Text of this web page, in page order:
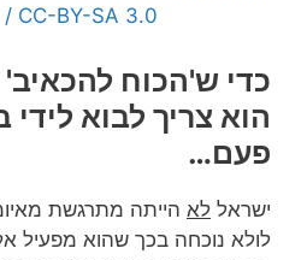
CC-BY-SA 3.0]
כדי ש'הכוח להכאיב'
הוא צריך לבוא לידי
פעם…
ישראל לא הייתה מתרגשת
לולא נוכחה בכך שהוא מפעיל